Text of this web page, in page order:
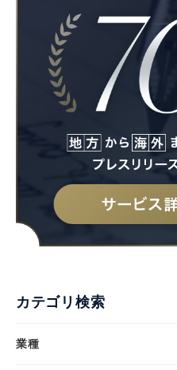
カテゴリ検索
業種
Japanese
English